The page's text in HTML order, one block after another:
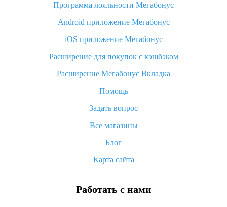
Как узнать, куда пришла посылка с Алиэкспресс
Вы отменили заказ на Алиэкспресс, когда вернут деньги?
Что такое баллы на Алиэкспресс, как их получить и
«AliExpress Standard Shipping»: что это за метод доставки и
как его отслеживать
Как покупать оптом на Алиэкспресс
Что делать, если не пришел товар с Алиэкспресс
возврата денег
Программа лояльности Мегабонус
Android приложение Мегабонус
iOS приложение Мегабонус
Расширение для покупок с кэшбэком
Расширение Мегабонус Вкладка
Помощь
Задать вопрос
Все магазины
Блог
Карта сайта
Работать с нами